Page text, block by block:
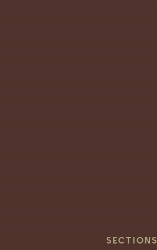
SECTIONS